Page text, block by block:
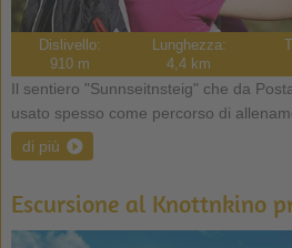
Dislivello:
910 m
Lunghezza:
4,4 km
Il sentiero "Sunnseitnsteig" che da
usato spesso come percorso di
di più
Escursione al Knottnkino